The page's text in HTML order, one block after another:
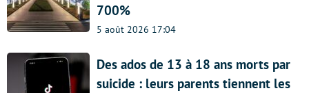
700%
5 août 2026 17:04
Des ados de 13 à 18 ans morts par
suicide : leurs parents tiennent les